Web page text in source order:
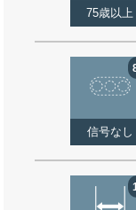
75歳以上
信号なし